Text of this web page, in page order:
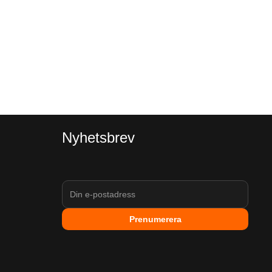
Nyhetsbrev
Prenumerera